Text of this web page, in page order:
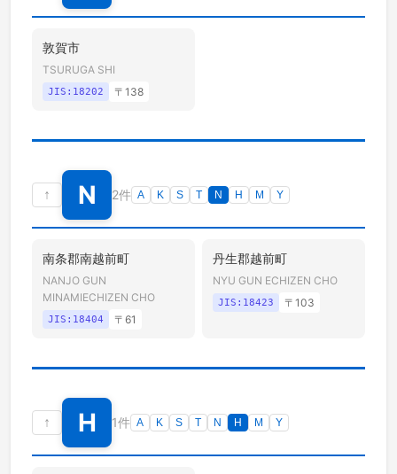
敦賀市
TSURUGA SHI
JIS: 18202 〒 138
↑ N 2件 A K S T N H M Y
南条郡南越前町
NANJO GUN
MINAMIECHIZEN CHO
JIS: 18404 〒 61
丹生郡越前町
NYU GUN ECHIZEN CHO
JIS: 18423 〒 103
↑ H 1件 A K S T N H M Y